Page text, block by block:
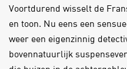
Voortdurend wisselt de
en toon. Nu eens een
weer een eigenzinnig
bovennatuurlijk